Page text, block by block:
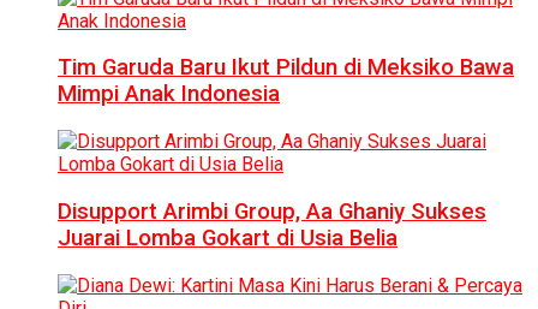
Tim Garuda Baru Ikut Pildun di Meksiko Bawa
Mimpi Anak Indonesia
Disupport Arimbi Group, Aa Ghaniy Sukses
Juarai Lomba Gokart di Usia Belia